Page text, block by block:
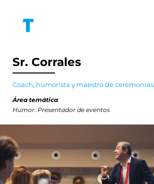
contenido
Sr. Corrales
Coach, humorista y maestro de ceremonias
Área temática
Humor. Presentador de eventos